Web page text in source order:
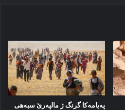
پەیامەكا گرنگ ژ مالپەرێ سبەهی